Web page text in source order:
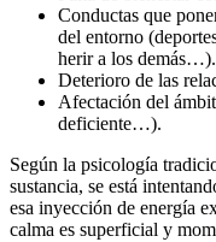
Conductas que
del entorno
herir a los demás…).
Deterioro de las
Afectación del
deficiente…).
Según la psicología
sustancia, se está
esa inyección de energía
calma es superficial y